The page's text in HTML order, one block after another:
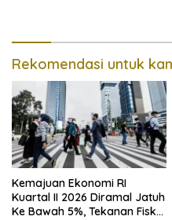
Rekomendasi untuk
Kemajuan Ekonomi RI
Kuartal II 2026 Diramal Jatuh
Ke Bawah 5%, Tekanan Fiskal